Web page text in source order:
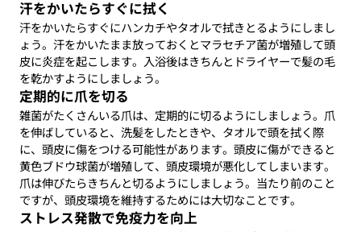
汗をかいたらすぐに拭く
汗をかいたらすぐにハンカチやタオルで拭きとるようにしまし
ょう。汗をかいたまま放っておくとマラセチア菌が増殖して頭
皮に炎症を起こします。入浴後はきちんとドライヤーで髪の毛
を乾かすようにしましょう。
定期的に爪を切る
雑菌がたくさんいる爪は、定期的に切るようにしましょう。爪
を伸ばしていると、洗髪をしたときや、タオルで頭を拭く際
に、頭皮に傷をつける可能性があります。頭皮に傷ができると
黄色ブドウ球菌が増殖して、頭皮環境が悪化してしまいます。
爪は伸びたらきちんと切るようにしましょう。当たり前のこと
ですが、頭皮環境を維持するためには大切なことです。
ストレス発散で免疫力を向上